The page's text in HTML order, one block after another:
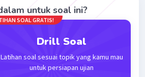
biologi, khususnya tentang
termodifikasi adalah akar yang
membantu tumbuhan
untuk soal ini?
SOAL GRATIS!
Drill Soal
Latihan soal sesuai topik yang kamu mau
untuk persiapan ujian